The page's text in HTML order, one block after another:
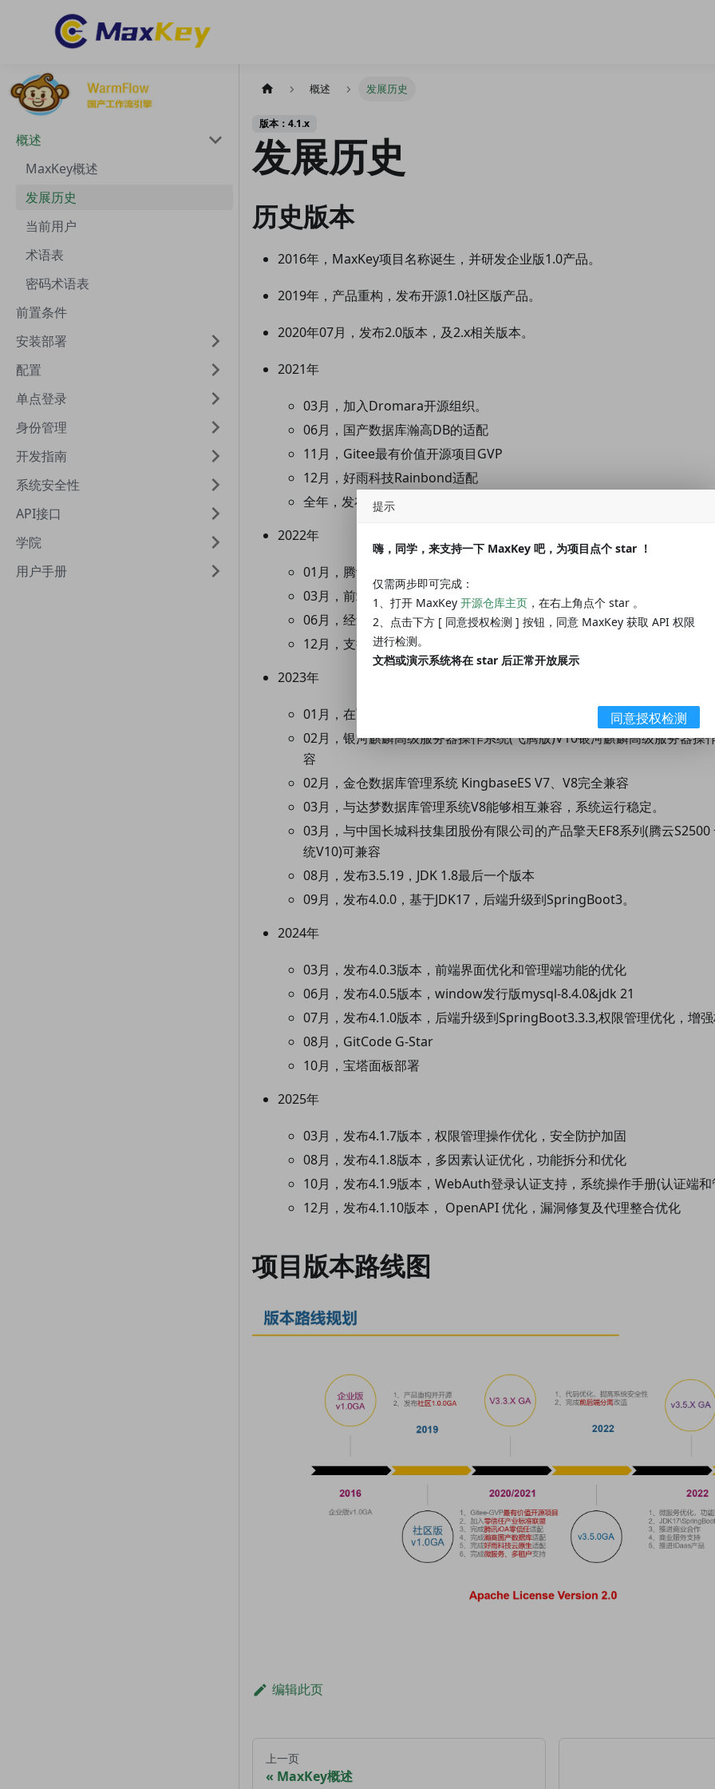
概述
MaxKey概述
发展历史
当前用户
术语表
密码术语表
前置条件
安装部署
配置
单点登录
身份管理
开发指南
系统安全性
API接口
学院
用户手册
概述 发展历史
版本：4.1.x
发展历史
历史版本
2016年，MaxKey项目名称诞生，并研发企业版1.0产品。
2019年，产品重构，发布开源1.0社区版产品。
2020年07月，发布2.0版本，及2.x相关版本。
2021年
03月，加入Dromara开源组织。
06月，国产数据库瀚高DB的适配
11月，Gitee最有价值开源项目GVP
12月，好雨科技Rainbond适配
全年，发布2.6.0版本，更新版本到3.2.0。
2022年
01月，腾讯iOA零信任产品适配
03月，前端基于FreeMarker最终版本更新到3.3.2。
06月，经过3个月的研发，基于Angular前端，前后端分离的版本3.5.0发
12月，支持docker-compose部署
2023年
01月，在飞腾信息技术有限公司的飞腾腾云S2500处理器平台上顺利安
02月，银河麒麟高级服务器操作系统(飞腾版)V10银河麒麟高级服务器操
容
02月，金仓数据库管理系统 KingbaseES V7、V8完全兼容
03月，与达梦数据库管理系统V8能够相互兼容，系统运行稳定。
03月，与中国长城科技集团股份有限公司的产品擎天EF8系列(腾云
统V10)可兼容
08月，发布3.5.19，JDK 1.8最后一个版本
09月，发布4.0.0，基于JDK17，后端升级到SpringBoot3。
2024年
03月，发布4.0.3版本，前端界面优化和管理端功能的优化
06月，发布4.0.5版本，window发行版mysql-8.4.0&jdk 21
07月，发布4.1.0版本，后端升级到SpringBoot3.3.3,权限管理优化，增
08月，GitCode G-Star
10月，宝塔面板部署
2025年
03月，发布4.1.7版本，权限管理操作优化，安全防护加固
08月，发布4.1.8版本，多因素认证优化，功能拆分和优化
10月，发布4.1.9版本，WebAuth登录认证支持，系统操作手册(认证端
12月，发布4.1.10版本， OpenAPI 优化，漏洞修复及代理整合优化
项目版本路线图
编辑此页
上一页
MaxKey概述
提示
嗨，同学，来支持一下 MaxKey 吧，为项目点个 star ！
仅需两步即可完成：
1、打开 MaxKey 开源仓库主页 ，在右上角点个 star 。
2、点击下方 [ 同意授权检测 ] 按钮，同意 MaxKey 获取 API 权限
进行检测。
文档或演示系统将在 star 后正常开放展示
同意授权检测